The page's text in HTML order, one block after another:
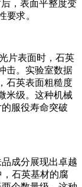
，表面平整度变
要求。
片表面时，石英
击。实验室数据
石英表面粗糙度
米级。这种机械
服役寿命突破
成分展现出卓越
石英基材的腐